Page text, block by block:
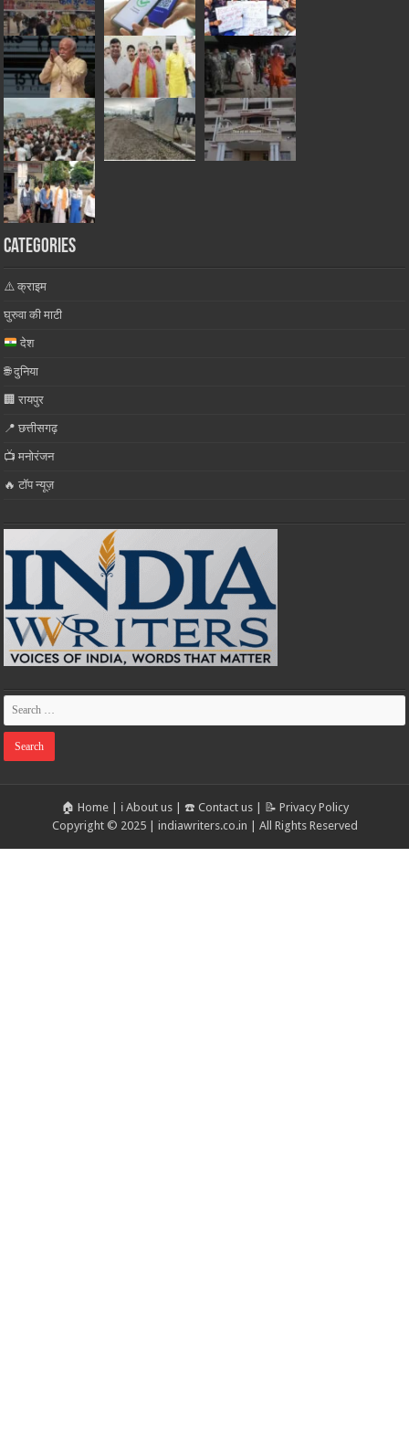
Categories
⚠️ क्राइम
घुरुवा की माटी
देश
🌐 दुनिया
🏢 रायपुर
📍 छत्तीसगढ़
📺 मनोरंजन
🔥 टॉप न्यूज़
🏠 Home| ℹ️ About us| ☎️ Contact us| 📝 Privacy Policy
Copyright © 2025 | indiawriters.co.in | All Rights Reserved